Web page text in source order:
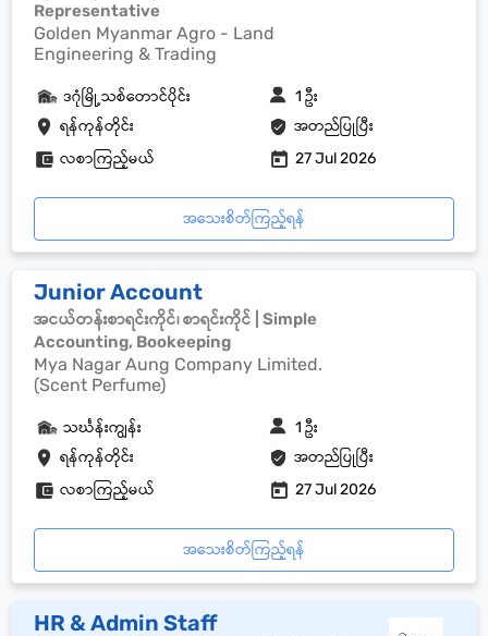
Representative
Golden Myanmar Agro - Land
Engineering & Trading
ရန်ကုန်တိုင်း အတည်ပြုပြီး
ဒဂုံမြို့သစ်တောင်ပိုင်း 1 ဦး
လစာကြည့်မယ် 27 Jul 2026
အသေးစိတ်ကြည့်ရန်
Junior Account
အငယ်တန်းစာရင်းကိုင်၊ စာရင်းကိုင် | Simple
Accounting, Bookeeping
Mya Nagar Aung Company Limited.
(Scent Perfume)
ရန်ကုန်တိုင်း အတည်ပြုပြီး
သင်္ဃန်းကျွန်း 1 ဦး
လစာကြည့်မယ် 27 Jul 2026
အသေးစိတ်ကြည့်ရန်
HR & Admin Staff